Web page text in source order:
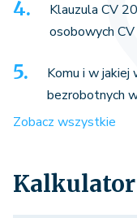
Klauzula CV
osobowych
Komu i w jakiej
bezrobotnych
Zobacz wszystkie